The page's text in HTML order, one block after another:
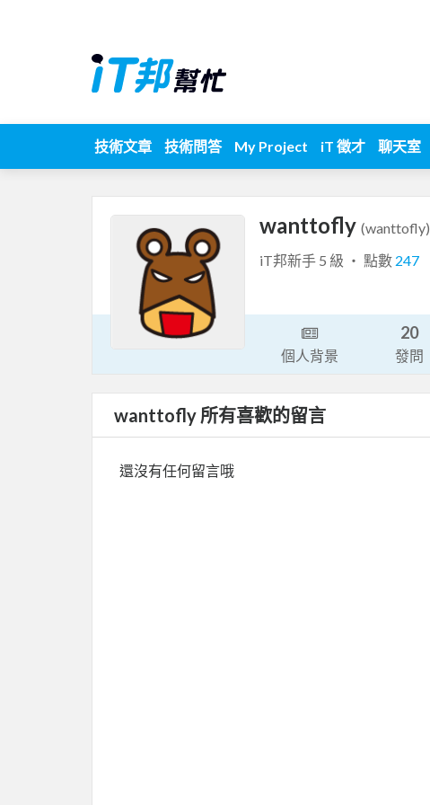
技術文章 技術問答 My Project iT 徵才 聊天室
wanttofly (wanttofly)
iT邦新手 5 級 ‧ 點數 247
個人背景
20
發問
wanttofly 所有喜歡的留言
還沒有任何留言哦